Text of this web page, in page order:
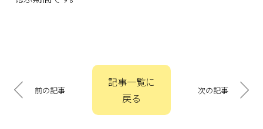
稿
ナ
前の記事
記事一覧に
戻る
次の記事